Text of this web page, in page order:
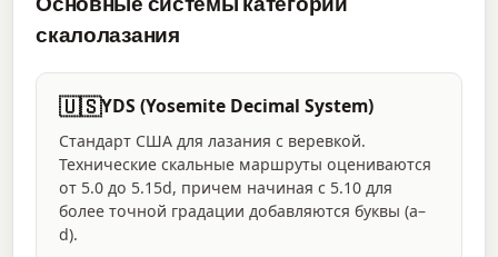
скалолазания
🇺🇸YDS (Yosemite Decimal System)
Стандарт США для лазания с веревкой.
Технические скальные маршруты оцениваются
от 5.0 до 5.15d, причем начиная с 5.10 для
более точной градации добавляются буквы (a–
d).